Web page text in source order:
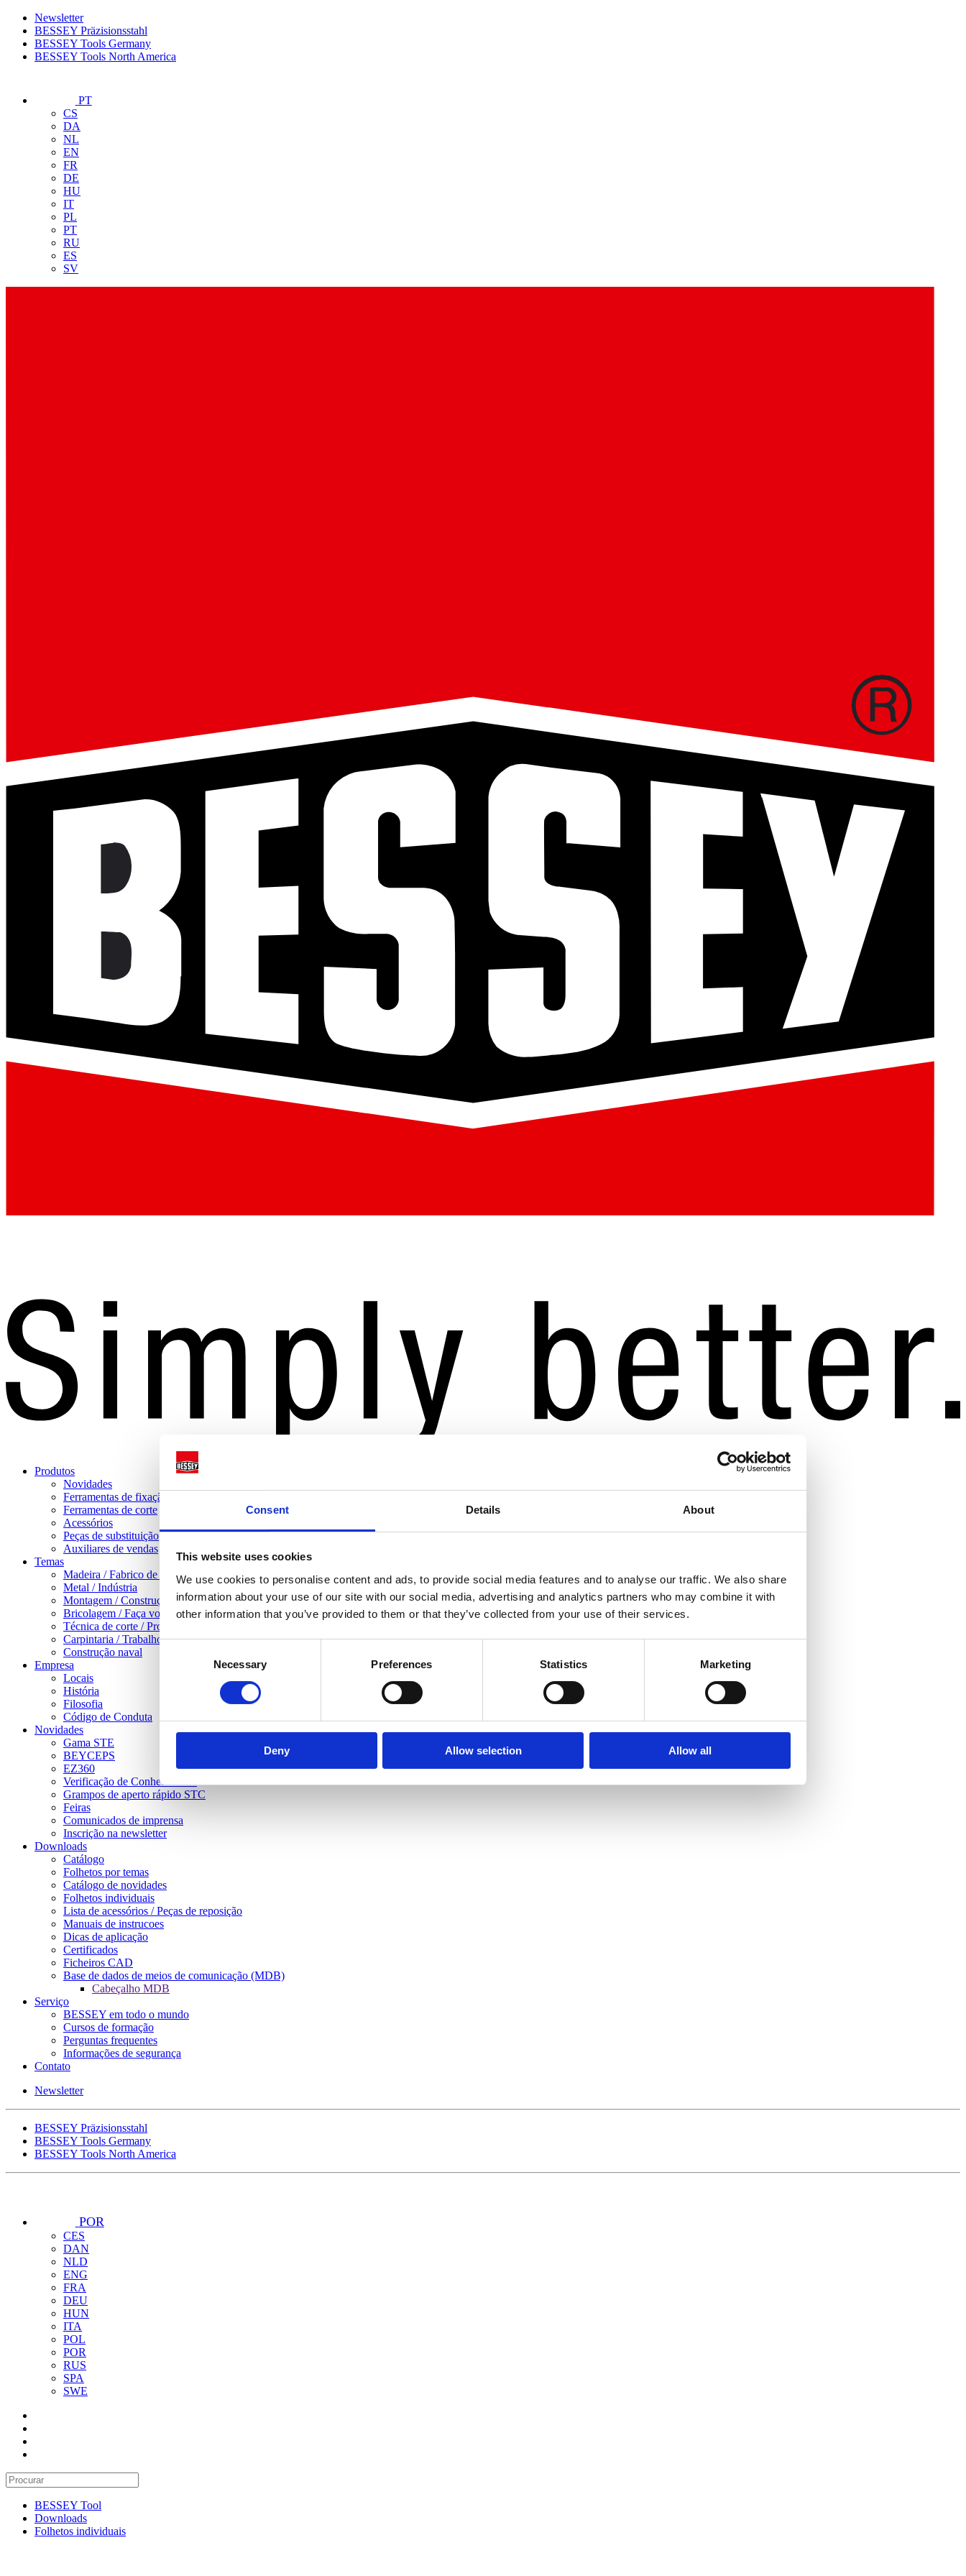
Consent Details About
This website uses cookies
We use cookies to personalise content and ads, to provide social media features and to analyse our traffic. We also share
information about your use of our site with our social media, advertising and analytics partners who may combine it with
other information that you’ve provided to them or that they’ve collected from your use of their services.
Consent
Necessary Preferences Statistics Marketing
Deny Allow selection Allow all
Newsletter
BESSEY Präzisionsstahl
BESSEY Tools Germany
BESSEY Tools North America
PT
CS
DA
NL
EN
FR
DE
HU
IT
PL
PT
RU
ES
SV
Produtos
Novidades
Ferramentas de fixação
Ferramentas de corte
Acessórios
Peças de substituição
Auxiliares de vendas
Temas
Madeira / Fabrico de móveis
Metal / Indústria
Montagem / Construção em gesso cartonado
Bricolagem / Faça você mesmo
Técnica de corte / Processamento de chapas
Carpintaria / Trabalhos pesados em madeira
Construção naval
Empresa
Locais
História
Filosofia
Código de Conduta
Novidades
Gama STE
BEYCEPS
EZ360
Verificação de Conhecimento
Grampos de aperto rápido STC
Feiras
Comunicados de imprensa
Inscrição na newsletter
Downloads
Catálogo
Folhetos por temas
Catálogo de novidades
Folhetos individuais
Lista de acessórios / Peças de reposição
Manuais de instrucoes
Dicas de aplicação
Certificados
Ficheiros CAD
Base de dados de meios de comunicação (MDB)
Cabeçalho MDB
Serviço
BESSEY em todo o mundo
Cursos de formação
Perguntas frequentes
Informações de segurança
Contato
Newsletter
BESSEY Präzisionsstahl
BESSEY Tools Germany
BESSEY Tools North America
POR
CES
DAN
NLD
ENG
FRA
DEU
HUN
ITA
POL
POR
RUS
SPA
SWE
BESSEY Tool
Downloads
Folhetos individuais